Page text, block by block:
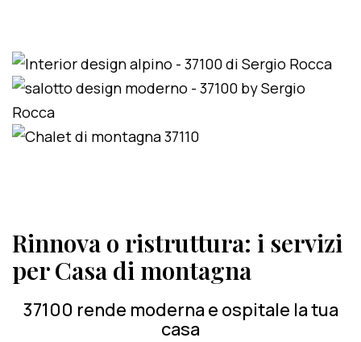
Rinnova o ristruttura: i servizi
per Casa di montagna
37100 rende moderna e ospitale la tua
casa